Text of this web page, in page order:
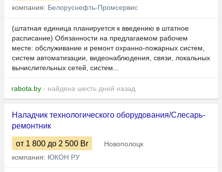
компания: Белоруснефть-Промсервис
(штатная единица планируется к введению в штатное
расписание) Обязанности на предлагаемом рабочем
месте: обслуживание и ремонт охранно-пожарных систем,
систем автоматизации, видеонаблюдения, связи, локальных
вычислительных сетей, систем...
rabota.by - найдена шесть дней назад
Наладчик технологического оборудования/Слесарь-
ремонтник
от 1 800 до 2 500 Br
Новополоцк
компания: ЮКОН РУ